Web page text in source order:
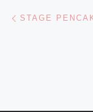
Parcourir